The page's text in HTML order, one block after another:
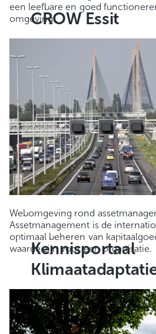
een leefbare en goed
omgeving.
CROW Essit
Webomgeving rond
Assetmanagement is de
optimaal beheren van
waarde zijn voor een organisatie.
Kennisportaal